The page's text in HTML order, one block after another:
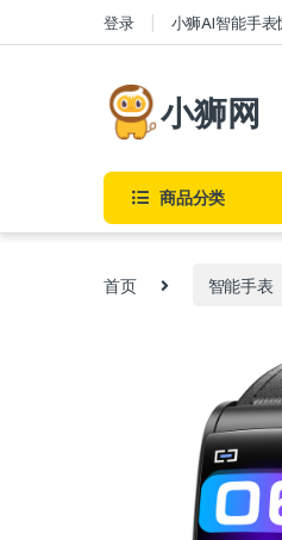
Skip to navigation
Skip to content登录 小狮AI智能手表
小狮网
商品分类
首页 智能手表